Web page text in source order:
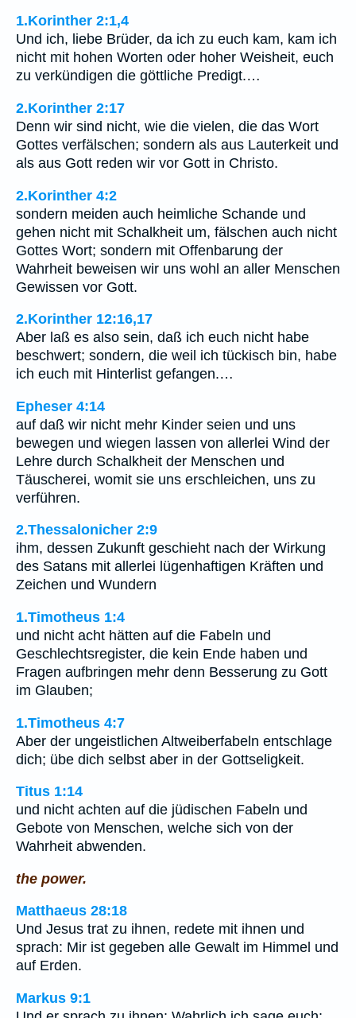
1.Korinther 2:1,4
Und ich, liebe Brüder, da ich zu euch kam, kam ich
nicht mit hohen Worten oder hoher Weisheit, euch
zu verkündigen die göttliche Predigt.…
2.Korinther 2:17
Denn wir sind nicht, wie die vielen, die das Wort
Gottes verfälschen; sondern als aus Lauterkeit und
als aus Gott reden wir vor Gott in Christo.
2.Korinther 4:2
sondern meiden auch heimliche Schande und
gehen nicht mit Schalkheit um, fälschen auch nicht
Gottes Wort; sondern mit Offenbarung der
Wahrheit beweisen wir uns wohl an aller Menschen
Gewissen vor Gott.
2.Korinther 12:16,17
Aber laß es also sein, daß ich euch nicht habe
beschwert; sondern, die weil ich tückisch bin, habe
ich euch mit Hinterlist gefangen.…
Epheser 4:14
auf daß wir nicht mehr Kinder seien und uns
bewegen und wiegen lassen von allerlei Wind der
Lehre durch Schalkheit der Menschen und
Täuscherei, womit sie uns erschleichen, uns zu
verführen.
2.Thessalonicher 2:9
ihm, dessen Zukunft geschieht nach der Wirkung
des Satans mit allerlei lügenhaftigen Kräften und
Zeichen und Wundern
1.Timotheus 1:4
und nicht acht hätten auf die Fabeln und
Geschlechtsregister, die kein Ende haben und
Fragen aufbringen mehr denn Besserung zu Gott
im Glauben;
1.Timotheus 4:7
Aber der ungeistlichen Altweiberfabeln entschlage
dich; übe dich selbst aber in der Gottseligkeit.
Titus 1:14
und nicht achten auf die jüdischen Fabeln und
Gebote von Menschen, welche sich von der
Wahrheit abwenden.
the power.
Matthaeus 28:18
Und Jesus trat zu ihnen, redete mit ihnen und
sprach: Mir ist gegeben alle Gewalt im Himmel und
auf Erden.
Markus 9:1